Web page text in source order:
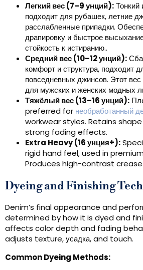
Легкий вес (7–9 унций):
подходит для рубашек, летние
расслабленные припадки.
драпировку и быстрое
стойкость к истиранию..
Средний вес (10–12 унций):
комфорт и структура, подходит
повседневных джинсов. Этот
для мужских и женских модных
Тяжёлый вес (13–16 унций):
preferred for необработанный
workwear styles. Retains
strong fading effects.
Extra Heavy(16 унция+):
rigid hand feel,used in
Produces high-contrast
Dyeing and Finishing
Denim’s final appearance and
determined by how it is dyed and
affects color depth and fading
adjusts texture, усадка,and touch.
Common Dyeing Methods: